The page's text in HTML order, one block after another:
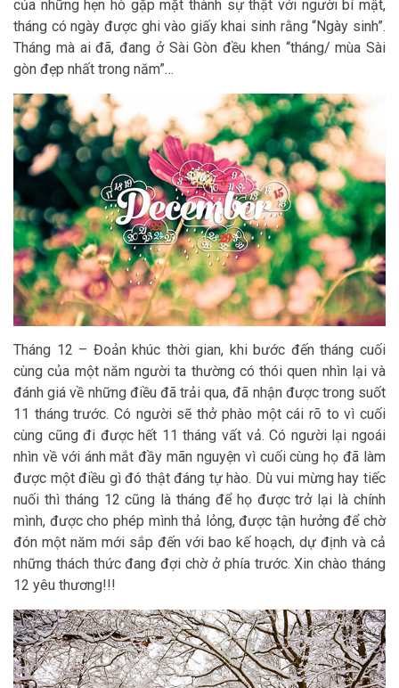
của những hẹn hò gặp mặt thành sự thật với người bí mật,
tháng có ngày được ghi vào giấy khai sinh rằng “Ngày sinh”.
Tháng mà ai đã, đang ở Sài Gòn đều khen “tháng/ mùa Sài
gòn đẹp nhất trong năm”…
Tháng 12 – Đoản khúc thời gian, khi bước đến tháng cuối
cùng của một năm người ta thường có thói quen nhìn lại và
đánh giá về những điều đã trải qua, đã nhận được trong suốt
11 tháng trước. Có người sẽ thở phào một cái rõ to vì cuối
cùng cũng đi được hết 11 tháng vất vả. Có người lại ngoái
nhìn về với ánh mắt đầy mãn nguyện vì cuối cùng họ đã làm
được một điều gì đó thật đáng tự hào. Dù vui mừng hay tiếc
nuối thì tháng 12 cũng là tháng để họ được trở lại là chính
mình, được cho phép mình thả lỏng, được tận hưởng để chờ
đón một năm mới sắp đến với bao kế hoạch, dự định và cả
những thách thức đang đợi chờ ở phía trước. Xin chào tháng
12 yêu thương!!!